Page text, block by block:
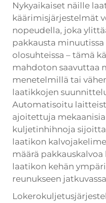
Nykyaikaiset näille
käärimisjärjestelmät
nopeudella, joka
pakkausta
olosuhteissa – tämä
mahdoton saavuttaa
menetelmillä tai
laatikkojen
Automatisoitu
ajoitettuja mekaanisia
kuljetinhihnoja
laatikon
määrä
laatikon kehän
reunukseen